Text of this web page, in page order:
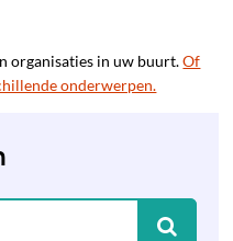
organisaties in uw buurt.Of
onderwerpen.